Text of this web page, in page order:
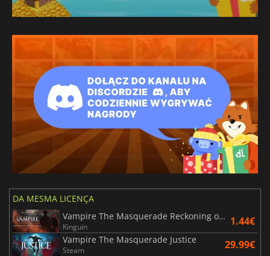
DA MESMA LICENÇA
Vampire The Masquerade Reckoning of New York
Kinguin 1.44€
Vampire The Masquerade Justice
Steam 29.99€